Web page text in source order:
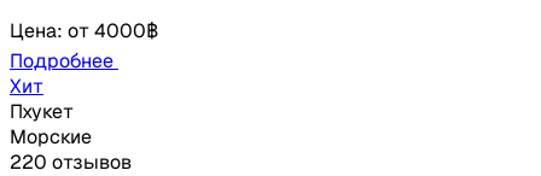
Цена: от4000฿
Подробнее
Хит
Пхукет
Морские
220 отзывов